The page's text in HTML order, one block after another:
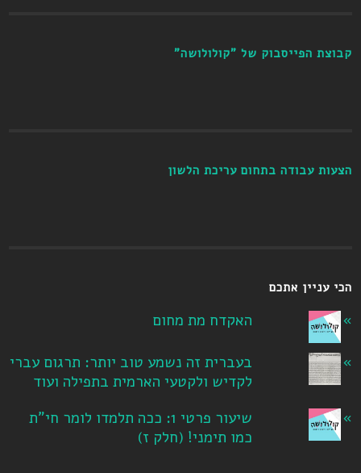
קבוצת הפייסבוק של "קולולושה"
הצעות עבודה בתחום עריכת הלשון
הכי עניין אתכם
האקדח מת מחום
בעברית זה נשמע טוב יותר: תרגום עברי
לקדיש ולקטעי הארמית בתפילה ועוד
שיעור פרטי 1: ככה תלמדו לומר חי"ת
כמו תימני! ‏(חלק ז‏)